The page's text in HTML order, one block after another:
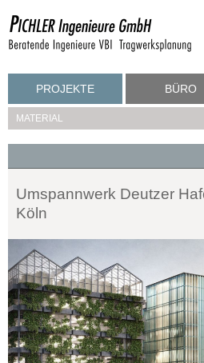
PROJEKTE BÜRO
MATERIAL
Umspannwerk Deutzer
Köln